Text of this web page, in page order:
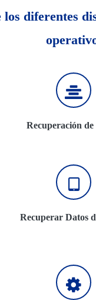
diferentes
Recuperación
Recuperar Datos